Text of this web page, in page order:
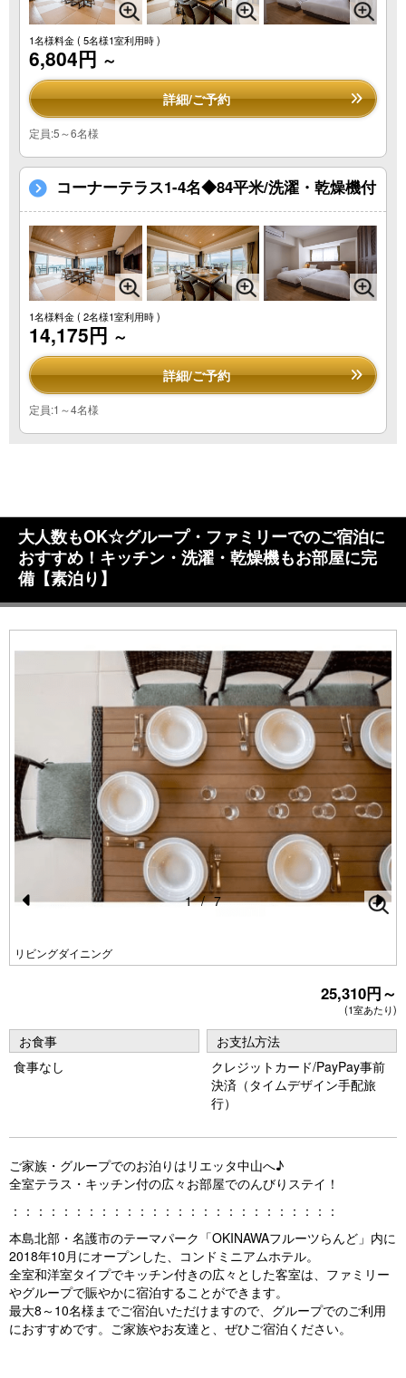
1名様料金( 5名様1室利用時 )
6,804円 ～
詳細/ご予約
定員:5～6名様
コーナーテラス1-4名◆84平米/洗濯・乾燥機付
1名様料金( 2名様1室利用時 )
14,175円 ～
詳細/ご予約
定員:1～4名様
大人数もOK☆グループ・ファミリーでのご宿泊に
おすすめ！キッチン・洗濯・乾燥機もお部屋に完
備【素泊り】
e
u
s
リビングダイニング
1 / 7
25,310円～
(1室あたり)
お食事
食事なし
お支払方法
クレジットカード/PayPay事前
決済（タイムデザイン手配旅
行）
ご家族・グループでのお泊りはリエッタ中山へ♪
全室テラス・キッチン付の広々お部屋でのんびりステイ！
：：：：：：：：：：：：：：：：：：：：：：：：：：
本島北部・名護市のテーマパーク「OKINAWAフルーツらんど」内に
2018年10月にオープンした、コンドミニアムホテル。
全室和洋室タイプでキッチン付きの広々とした客室は、ファミリー
やグループで賑やかに宿泊することができます。
最大8～10名様までご宿泊いただけますので、グループでのご利用
におすすめです。ご家族やお友達と、ぜひご宿泊ください。